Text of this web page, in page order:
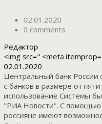
02.01.2020
0 comments
Редактор
<img src=" <meta
02.01.2020
Центральный банк России
с банков в размере от
использование Системы
"РИА Новости". С
россияне имеют